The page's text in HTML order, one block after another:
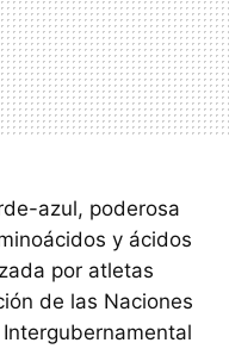
azul, poderosa
y ácidos
por atletas
de las Naciones